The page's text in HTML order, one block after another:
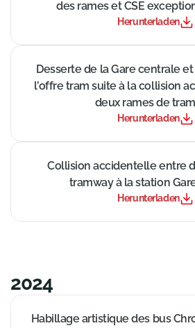
des rames et CSE
Herunterladen
Desserte de la Gare centrale
l’offre tram suite à la collision
deux rames de
Herunterladen
((Neues
Collision accidentelle entre
tramway à la station
Herunterladen
((Neues
2024
Habillage artistique des bus((Neues